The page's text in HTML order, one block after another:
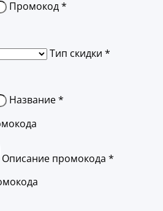
Промокод *
Тип скидки *
Название *
Описание промокода *